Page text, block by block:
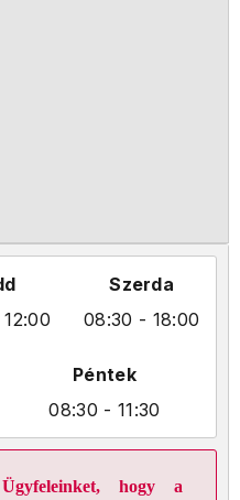
Szerda
08:30 - 18:00
Péntek
08:30 - 11:30
hogy a